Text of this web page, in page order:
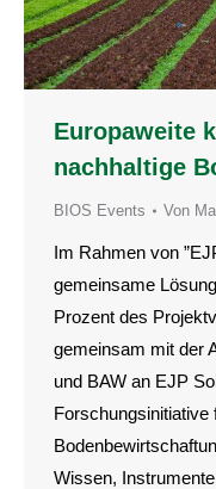
Europaweite
nachhaltige
BIOS Events Von
Im Rahmen von
gemeinsame
Prozent des
gemeinsam mit der
und BAW an EJP
Forschungsinitiative
Wissen,